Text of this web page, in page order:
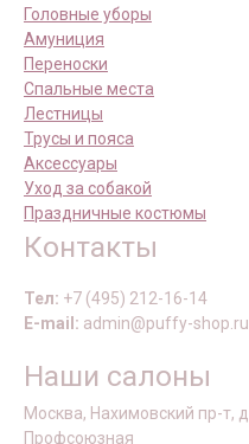
Головные уборы
Амуниция
Переноски
Спальные места
Лестницы
Трусы и пояса
Аксессуары
Уход за собакой
Праздничные костюмы
Контакты
Тел: +7 (495) 212-16-14
E-mail: admin@puffy-shop.ru
Наши салоны
Москва, Нахимовский пр-т,
Профсоюзная